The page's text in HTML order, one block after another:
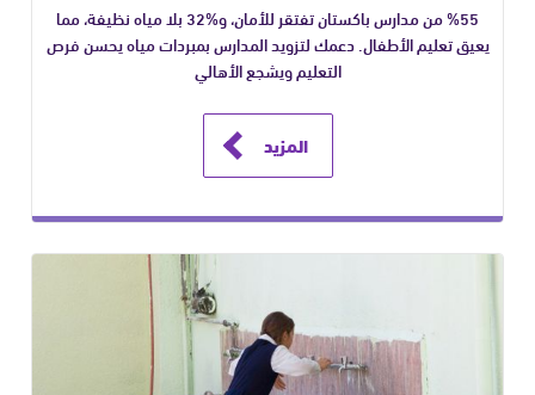
%55 من مدارس باكستان تفتقر للأمان، و%32 بلا مياه نظيفة، مما
يعيق تعليم الأطفال. دعمك لتزويد المدارس بمبردات مياه يحسن فرص
التعليم ويشجع الأهالي
المزيد